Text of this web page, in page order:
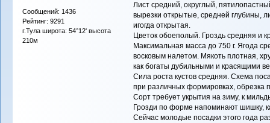
Сообщений: 1436
Рейтинг: 9291
г.Тула широта: 54°12' высота
210м
Лист средний, округлый,
вырезки открытые, средней глубины,
игогда открытая.
Цветок обоеполый. Гроздь средняя и
Максимальная масса до 750 г. Ягода
восковым налетом. Мякоть плотная,
как богаты дубильными и красящими
Сила роста кустов средняя. Схема
при различных формировках, обрезка
Сорт требует укрытия на зиму, к
Грозди по форме напоминают шишку,
Сейчас молодые посадки этого года